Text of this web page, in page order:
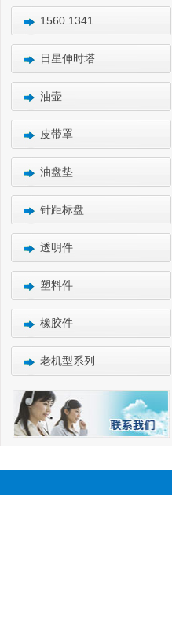
1560 1341
日星伸时塔
油壶
皮带罩
油盘垫
针距标盘
透明件
塑料件
橡胶件
老机型系列